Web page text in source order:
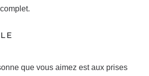
que vous aimez est aux prises